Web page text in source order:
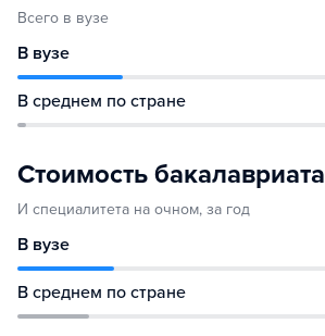
Всего в вузе
В вузе
В среднем по стране
Стоимость бакалавриата
И специалитета на очном, за год
В вузе
В среднем по стране